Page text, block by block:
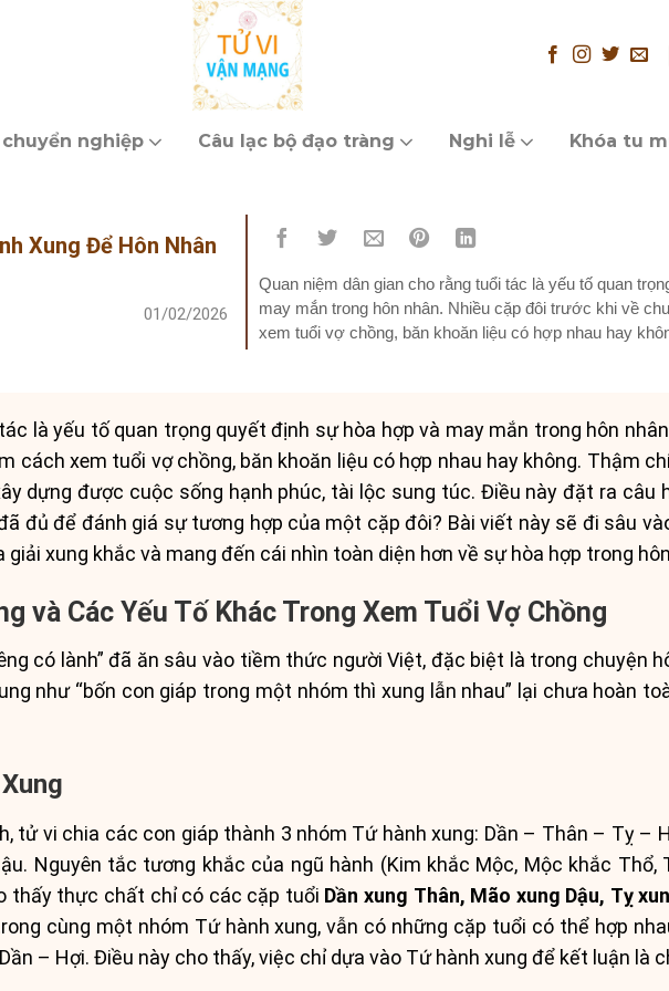
nghiệp Câu lạc bộ đạo tràng Nghi lễ Khóa tu
Xung Để Hôn Nhân
01/02/2026
Quan niệm dân gian cho rằng tuổi tác là yếu tố quan
may mắn trong hôn nhân. Nhiều cặp đôi trước khi về
xem tuổi vợ chồng, băn khoăn liệu có hợp nhau hay
là yếu tố quan trọng quyết định sự hòa hợp và may mắn trong hôn
cách xem tuổi vợ chồng, băn khoăn liệu có hợp nhau hay không. Thậm
dựng được cuộc sống hạnh phúc, tài lộc sung túc. Điều này đặt ra câu
đủ để đánh giá sự tương hợp của một cặp đôi? Bài viết này sẽ đi sâu
xung khắc và mang đến cái nhìn toàn diện hơn về sự hòa hợp trong
và Các Yếu Tố Khác Trong Xem Tuổi Vợ Chồng
có lành” đã ăn sâu vào tiềm thức người Việt, đặc biệt là trong chuyện
như “bốn con giáp trong một nhóm thì xung lẫn nhau” lại chưa hoàn
tử vi chia các con giáp thành 3 nhóm Tứ hành xung: Dần – Thân – Tỵ –
Nguyên tắc tương khắc của ngũ hành (Kim khắc Mộc, Mộc khắc Thổ,
thấy thực chất chỉ có các cặp tuổi Dần xung Thân, Mão xung Dậu, Tỵ
cùng một nhóm Tứ hành xung, vẫn có những cặp tuổi có thể hợp
– Hợi. Điều này cho thấy, việc chỉ dựa vào Tứ hành xung để kết luận là